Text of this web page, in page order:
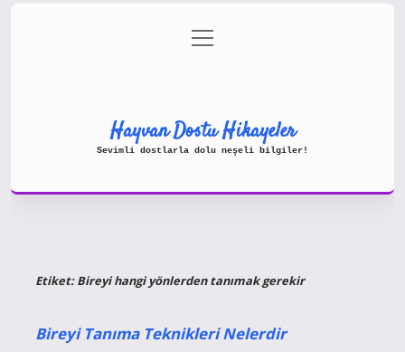
Gizlilik Politikası
menüyü
aç
Hayvan Dostu Hikayeler
Sevimli dostlarla dolu neşeli bilgiler!
Etiket:Bireyi hangi yönlerden tanımak gerekir
Bireyi Tanıma Teknikleri Nelerdir